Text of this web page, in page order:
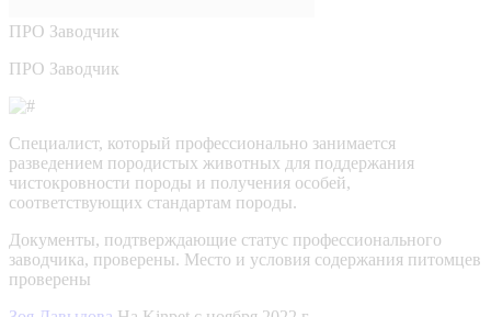
ПРО Заводчик
ПРО Заводчик
Специалист, который профессионально занимается
разведением породистых животных для поддержания
чистокровности породы и получения особей,
соответствующих стандартам породы.
Документы, подтверждающие статус профессионального
заводчика, проверены. Место и условия содержания питомцев
проверены